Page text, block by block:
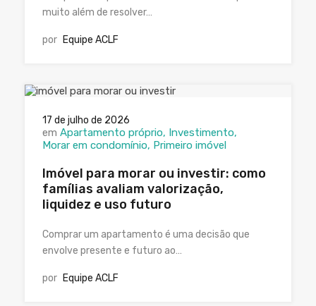
muito além de resolver…
por Equipe ACLF
17 de julho de 2026
em Apartamento próprio Investimento
Morar em condomínio Primeiro imóvel
Imóvel para morar ou investir: como
famílias avaliam valorização,
liquidez e uso futuro
Comprar um apartamento é uma decisão que
envolve presente e futuro ao…
por Equipe ACLF